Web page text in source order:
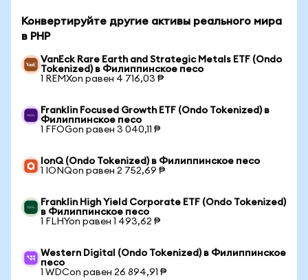
Конвертируйте другие активы реального мира
в PHP
VanEck Rare Earth and Strategic Metals ETF (Ondo
Tokenized) в Филиппинское песо
1 REMXon равен 4 716,03 ₱
Franklin Focused Growth ETF (Ondo Tokenized) в
Филиппинское песо
1 FFOGon равен 3 040,11 ₱
IonQ (Ondo Tokenized) в Филиппинское песо
1 IONQon равен 2 752,69 ₱
Franklin High Yield Corporate ETF (Ondo Tokenized)
в Филиппинское песо
1 FLHYon равен 1 493,62 ₱
Western Digital (Ondo Tokenized) в Филиппинское
песо
1 WDCon равен 26 894,91 ₱